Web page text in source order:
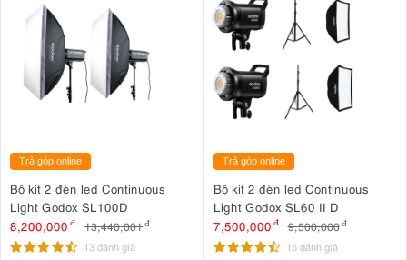
Trả góp online
Bộ kit 2 đèn led Continuous
Light Godox SL100D
8,200,000 đ 13,440,001đ
13 đánh giá
Trả góp online
Bộ kit 2 đèn led Continuous
Light Godox SL60 II D
7,500,000 đ 9,500,000 đ
15 đánh giá